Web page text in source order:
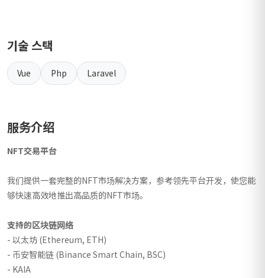
기술 스택
Vue Php Laravel
服务介绍
NFT交易平台
我们提供一套完整的NFT市场解决方案，参考领先平台开发，使您能
够快速高效地推出高品质的NFT市场。
支持的区块链网络
- 以太坊 (Ethereum, ETH)
- 币安智能链 (Binance Smart Chain, BSC)
- KAIA